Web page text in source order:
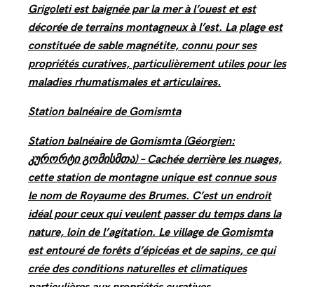
Grigoleti est baignée par la mer à l’ouest et est
décorée de terrains montagneux à l’est. La plage est
constituée de sable magnétite, connu pour ses
propriétés curatives, particulièrement utiles pour les
maladies rhumatismales et articulaires.
Station balnéaire de Gomismta
Station balnéaire de Gomismta (Géorgien:
კურორტი გომისმთა) – Cachée derrière les nuages,
cette station de montagne unique est connue sous
le nom de Royaume des Brumes. C’est un endroit
idéal pour ceux qui veulent passer du temps dans la
nature, loin de l’agitation. Le village de Gomismta
est entouré de forêts d’épicéas et de sapins, ce qui
crée des conditions naturelles et climatiques